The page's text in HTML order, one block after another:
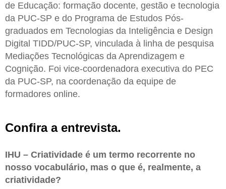
de Educação: formação docente, gestão e tecnologia
da PUC-SP e do Programa de Estudos Pós-
graduados em Tecnologias da Inteligência e Design
Digital TIDD/PUC-SP, vinculada à linha de pesquisa
Mediações Tecnológicas da Aprendizagem e
Cognição. Foi vice-coordenadora executiva do PEC
da PUC-SP, na coordenação da equipe de
formadores online.
Confira a entrevista.
IHU – Criatividade é um termo recorrente no
nosso vocabulário, mas o que é, realmente, a
criatividade?